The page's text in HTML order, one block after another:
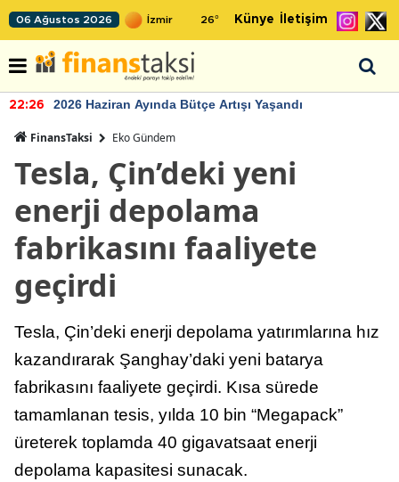
06 Ağustos 2026 26° Künye İletişim
22:26 2026 Haziran Ayında Bütçe Artışı Yaşandı
FinansTaksi Eko Gündem
Tesla, Çin’deki yeni
enerji depolama
fabrikasını faaliyete
geçirdi
Tesla, Çin’deki enerji depolama yatırımlarına hız
kazandırarak Şanghay’daki yeni batarya
fabrikasını faaliyete geçirdi. Kısa sürede
tamamlanan tesis, yılda 10 bin “Megapack”
üreterek toplamda 40 gigavatsaat enerji
depolama kapasitesi sunacak.